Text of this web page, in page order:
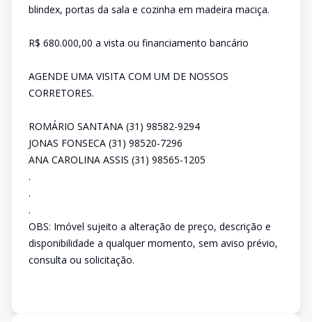
blindex, portas da sala e cozinha em madeira maciça.
R$ 680.000,00 a vista ou financiamento bancário
AGENDE UMA VISITA COM UM DE NOSSOS
CORRETORES.
ROMÁRIO SANTANA (31) 98582-9294
JONAS FONSECA (31) 98520-7296
ANA CAROLINA ASSIS (31) 98565-1205
.
.
.
OBS: Imóvel sujeito a alteração de preço, descrição e
disponibilidade a qualquer momento, sem aviso prévio,
consulta ou solicitação.